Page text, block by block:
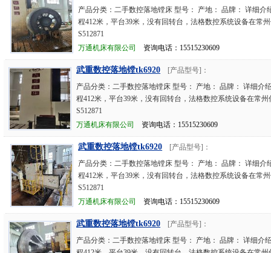
产品分类：二手数控落地镗床 型号： 产地： 品牌： 详细介
程412米，平台39米，没有回转台，法格数控系统设备在常
S512871
万通机床有限公司
资询电话：15515230609
武重数控落地镗tk6920
[产品型号]：
产品分类：二手数控落地镗床 型号： 产地： 品牌： 详细介
程412米，平台39米，没有回转台，法格数控系统设备在常州
S512871
万通机床有限公司
资询电话：15515230609
武重数控落地镗tk6920
[产品型号]：
产品分类：二手数控落地镗床 型号： 产地： 品牌： 详细介
程412米，平台39米，没有回转台，法格数控系统设备在常
S512871
万通机床有限公司
资询电话：15515230609
武重数控落地镗tk6920
[产品型号]：
产品分类：二手数控落地镗床 型号： 产地： 品牌： 详细介